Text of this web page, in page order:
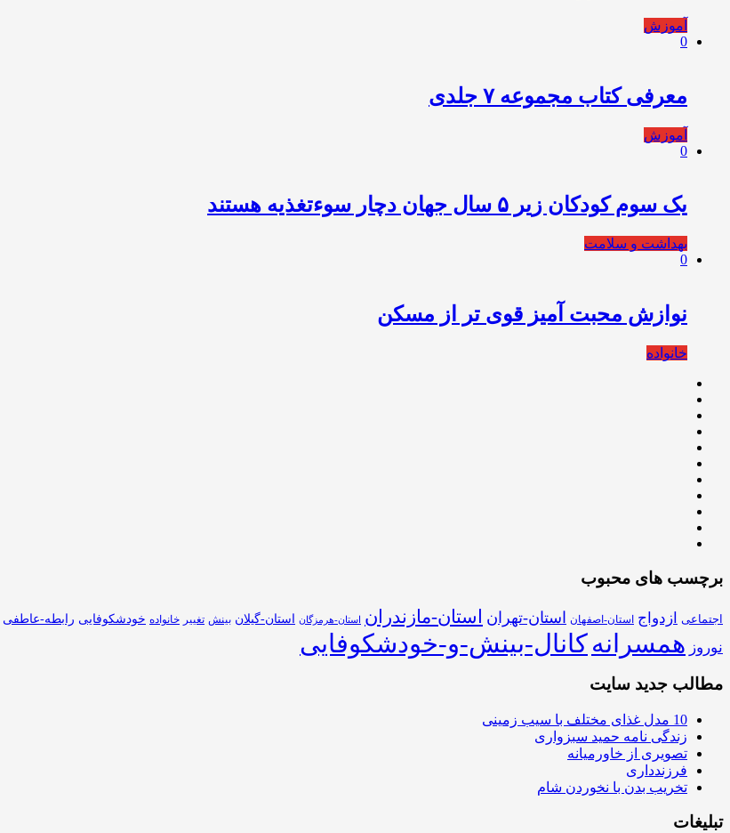
آموزش
0
معرفی کتاب مجموعه ۷ جلدی
آموزش
0
یک سوم کودکان زیر ۵ سال جهان دچار سوءتغذیه هستند
بهداشت و سلامت
0
نوازش محبت آمیز قوی تر از مسکن
خانواده
برچسب های محبوب
اجتماعی ازدواج استان-اصفهان استان-تهران استان-مازندران استان-هرمزگان استان-گیلان بینش تغییر خانواده خودشکوفایی رابطه-عاطفی
نوروز همسرانهکانال-بینش-و-خودشکوفایی
مطالب جدید سایت
10 مدل غذای مختلف با سیب زمینی
زندگی نامه حمید سبزواری
تصویری از خاورمیانه
فرزندداری
تخریب بدن با نخوردن شام
تبلیغات